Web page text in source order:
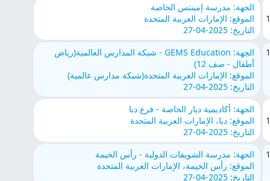
الجهة: مدرسة إميننس الخاصة
الموقع: الإمارات العربية المتحدة
التاريخ: 2025-04-27
الجهة: GEMS Education - شبكة المدارس العالمية(رياض
أطفال - صف 12)
الموقع: الإمارات العربية المتحدة(شبكة مدارس عالمية)
التاريخ: 2025-04-27
الجهة: أكاديمية ديار الخاصة - فرع دبا
الموقع: دبا، الإمارات العربية المتحدة
التاريخ: 2025-04-27
الجهة: مدرسة الشويفات الدولية - رأس الخيمة
الموقع: رأس الخيمة، الإمارات العربية المتحدة
التاريخ: 2025-04-27